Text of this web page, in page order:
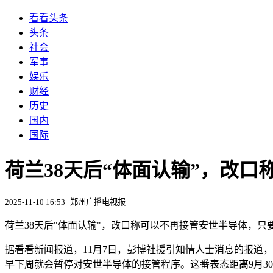
看看头条
头条
社会
军事
娱乐
财经
历史
国内
国际
荷兰38天后“体面认输”，改口
2025-11-10 16:53 郑州广播电视报
荷兰38天后"体面认输"，改口称可以不再接管安世半导体，只
据看看新闻报道，11月7日，彭博社援引知情人士消息的报道
早下周就会暂停对安世半导体的接管程序。这番表态距离9月